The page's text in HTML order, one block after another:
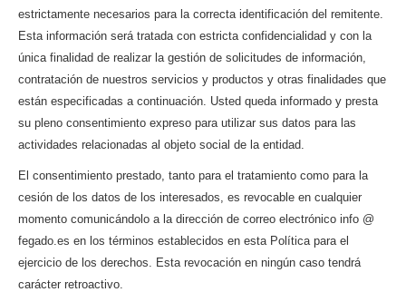
estrictamente necesarios para la correcta identificación del remitente.
Esta información será tratada con estricta confidencialidad y con la
única finalidad de realizar la gestión de solicitudes de información,
contratación de nuestros servicios y productos y otras finalidades que
están especificadas a continuación. Usted queda informado y presta
su pleno consentimiento expreso para utilizar sus datos para las
actividades relacionadas al objeto social de la entidad.
El consentimiento prestado, tanto para el tratamiento como para la
cesión de los datos de los interesados, es revocable en cualquier
momento comunicándolo a la dirección de correo electrónico info @
fegado.es en los términos establecidos en esta Política para el
ejercicio de los derechos. Esta revocación en ningún caso tendrá
carácter retroactivo.